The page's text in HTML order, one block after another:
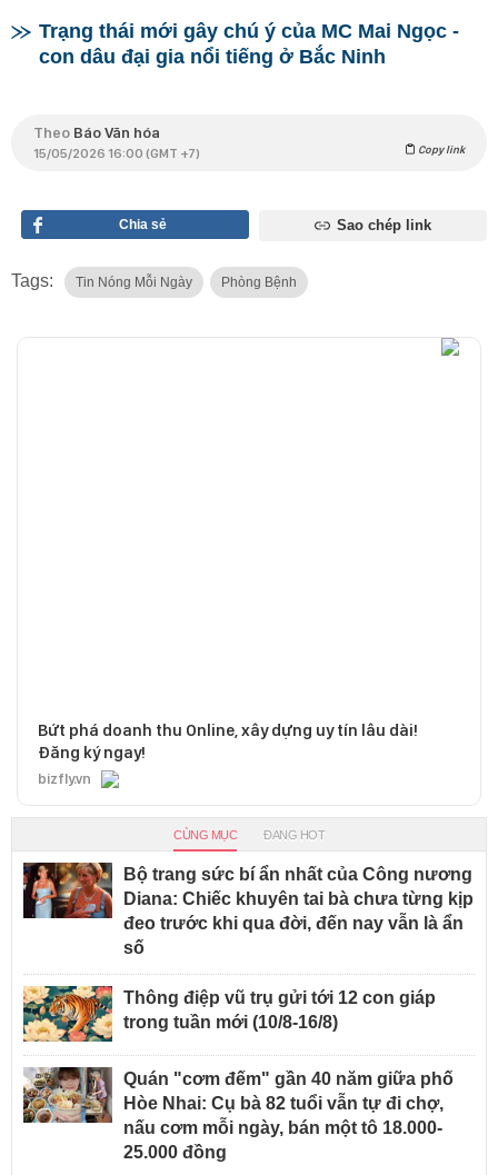
Trạng thái mới gây chú ý của MC Mai Ngọc -
con dâu đại gia nổi tiếng ở Bắc Ninh
Theo Báo Văn hóa
15/05/2026 16:00 (GMT +7) Copy link
Chia sẻ Sao chép link
Tags: Tin Nóng Mỗi Ngày Phòng Bệnh
Bứt phá doanh thu Online, xây dựng uy tín lâu dài!
Đăng ký ngay!
bizfly.vn
CÙNG MỤC ĐANG HOT
Bộ trang sức bí ẩn nhất của Công nương
Diana: Chiếc khuyên tai bà chưa từng kịp
đeo trước khi qua đời, đến nay vẫn là ẩn
số
Thông điệp vũ trụ gửi tới 12 con giáp
trong tuần mới (10/8-16/8)
Quán "cơm đếm" gần 40 năm giữa phố
Hòe Nhai: Cụ bà 82 tuổi vẫn tự đi chợ,
nấu cơm mỗi ngày, bán một tô 18.000-
25.000 đồng